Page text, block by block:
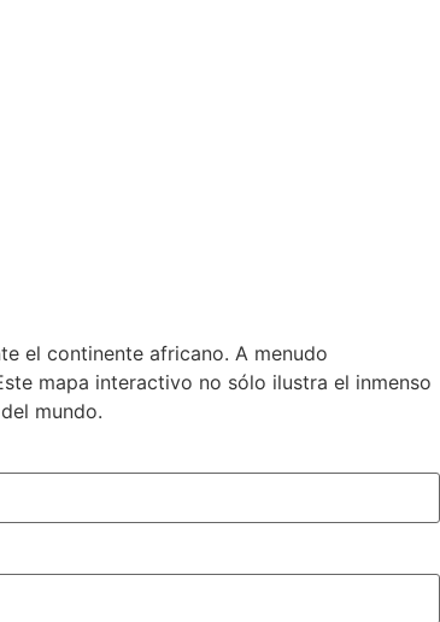
el continente africano. A menudo
mapa interactivo no sólo ilustra el inmenso
mundo.